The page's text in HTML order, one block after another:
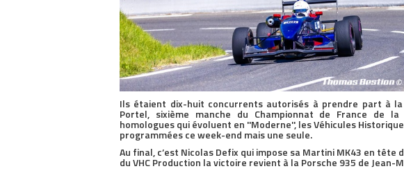
Ils étaient dix-huit concurrents autorisés à prendre part à la
Portel, sixième manche du Championnat de France de
homologues qui évoluent en ''Moderne'', les Véhicules
programmées ce week-end mais une seule.
Au final, c’est Nicolas Defix qui impose sa Martini MK43 en tête
du VHC Production la victoire revient à la Porsche 935 de Jean-